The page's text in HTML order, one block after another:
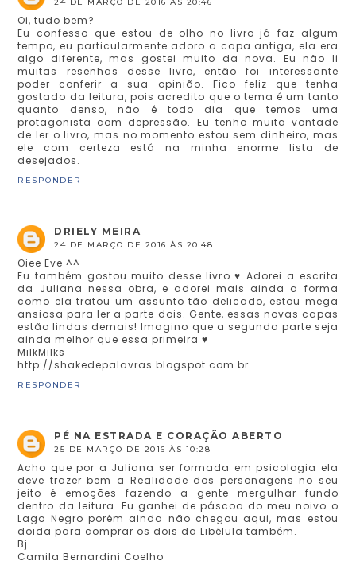
24 DE MARÇO DE 2016 ÀS 20:46
Oi, tudo bem?
Eu confesso que estou de olho no livro já faz algum
tempo, eu particularmente adoro a capa antiga, ela era
algo diferente, mas gostei muito da nova. Eu não li
muitas resenhas desse livro, então foi interessante
poder conferir a sua opinião. Fico feliz que tenha
gostado da leitura, pois acredito que o tema é um tanto
quanto denso, não é todo dia que temos uma
protagonista com depressão. Eu tenho muita vontade
de ler o livro, mas no momento estou sem dinheiro, mas
ele com certeza está na minha enorme lista de
desejados.
RESPONDER
DRIELY MEIRA
24 DE MARÇO DE 2016 ÀS 20:48
Oiee Eve ^^
Eu também gostou muito desse livro ♥ Adorei a escrita
da Juliana nessa obra, e adorei mais ainda a forma
como ela tratou um assunto tão delicado, estou mega
ansiosa para ler a parte dois. Gente, essas novas capas
estão lindas demais! Imagino que a segunda parte seja
ainda melhor que essa primeira ♥
MilkMilks
http://shakedepalavras.blogspot.com.br
RESPONDER
PÉ NA ESTRADA E CORAÇÃO ABERTO
25 DE MARÇO DE 2016 ÀS 10:28
Acho que por a Juliana ser formada em psicologia ela
deve trazer bem a Realidade dos personagens no seu
jeito é emoções fazendo a gente mergulhar fundo
dentro da leitura. Eu ganhei de páscoa do meu noivo o
Lago Negro porém ainda não chegou aqui, mas estou
doida para comprar os dois da Libélula também.
Bj
Camila Bernardini Coelho